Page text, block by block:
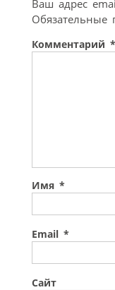
Ваш адрес
Обязательные
Комментарий *
Имя *
Email *
Сайт